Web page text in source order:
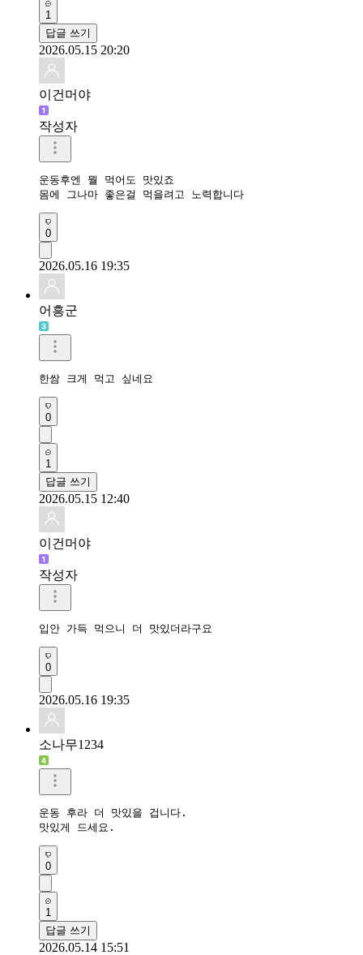
1
답글 쓰기
2026.05.15 20:20
이건머야
작성자
운동후엔 뭘 먹어도 맛있죠
몸에 그나마 좋은걸 먹을려고 노력합니다
0
2026.05.16 19:35
어흥군
한쌈 크게 먹고 싶네요
0
1
답글 쓰기
2026.05.15 12:40
이건머야
작성자
0
2026.05.16 19:35
소나무1234
운동 후라 더 맛있을 겁니다.
맛있게 드세요.
0
1
답글 쓰기
2026.05.14 15:51